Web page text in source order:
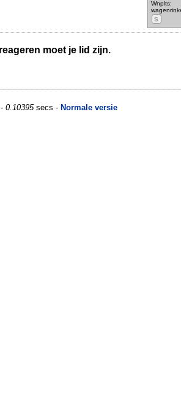
Wnplts:
S
moet je lid zijn.
0.10395secs - Normale versie